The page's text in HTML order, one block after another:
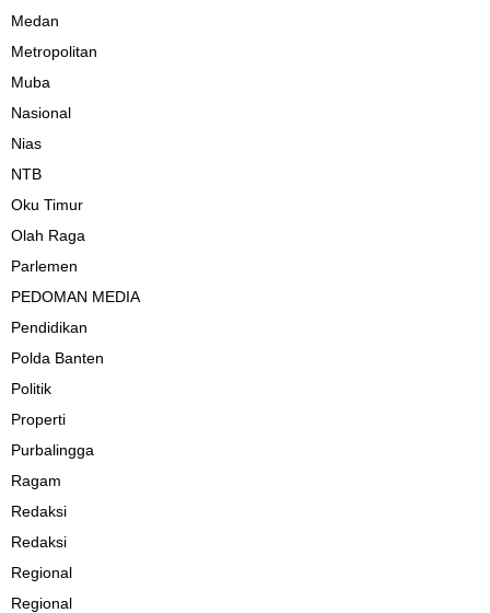
Medan
Metropolitan
Muba
Nasional
Nias
NTB
Oku Timur
Olah Raga
Parlemen
PEDOMAN MEDIA
Pendidikan
Polda Banten
Politik
Properti
Purbalingga
Ragam
Redaksi
Redaksi
Regional
Regional